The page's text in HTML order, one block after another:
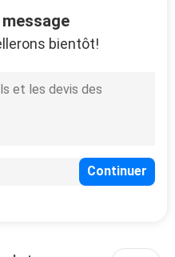
bientôt!